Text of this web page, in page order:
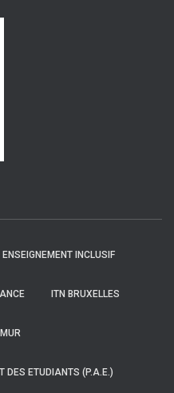
ENSEIGNEMENT INCLUSIF
ITN BRUXELLES
DES ETUDIANTS (P.A.E.)